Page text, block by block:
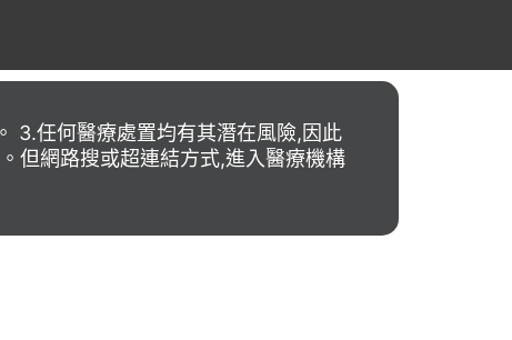
3.任何醫療處置均有其潛在風險,因此
但網路搜或超連結方式,進入醫療機構